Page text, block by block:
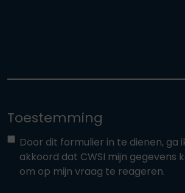
Toestemming
Door dit formulier in te dienen, ga
akkoord dat CWSI mijn gegevens
om op mijn vraag te reageren.